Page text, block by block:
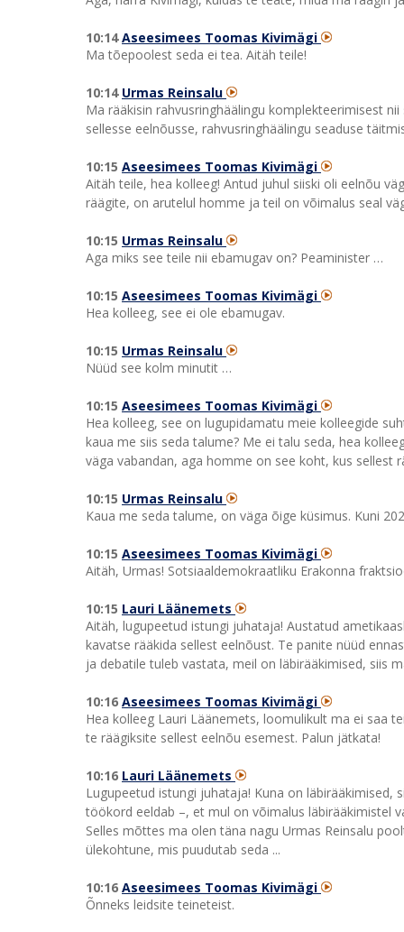
10:14Aseesimees Toomas Kivimägi
Ma tõepoolest seda ei tea. Aitäh teile!
10:14 Urmas Reinsalu
Ma rääkisin rahvusringhäälingu komplekteerimisest
sellesse eelnõusse, rahvusringhäälingu seaduse
10:15 Aseesimees Toomas Kivimägi
Aitäh teile, hea kolleeg! Antud juhul siiski oli eelnõu
räägite, on arutelul homme ja teil on võimalus seal
10:15 Urmas Reinsalu
Aga miks see teile nii ebamugav on? Peaminister …
10:15 Aseesimees Toomas Kivimägi
Hea kolleeg, see ei ole ebamugav.
10:15 Urmas Reinsalu
Nüüd see kolm minutit …
10:15 Aseesimees Toomas Kivimägi
Hea kolleeg, see on lugupidamatu meie kolleegide
kaua me siis seda talume? Me ei talu seda, hea
väga vabandan, aga homme on see koht, kus sellest
10:15 Urmas Reinsalu
Kaua me seda talume, on väga õige küsimus. Kuni
10:15 Aseesimees Toomas Kivimägi
Aitäh, Urmas! Sotsiaaldemokraatliku Erakonna
10:15 Lauri Läänemets
Aitäh, lugupeetud istungi juhataja! Austatud
kavatse rääkida sellest eelnõust. Te panite nüüd
ja debatile tuleb vastata, meil on läbirääkimised, siis
10:16 Aseesimees Toomas Kivimägi
Hea kolleeg Lauri Läänemets, loomulikult ma ei saa
te räägiksite sellest eelnõu esemest. Palun jätkata!
10:16 Lauri Läänemets
Lugupeetud istungi juhataja! Kuna on läbirääkimised,
töökord eeldab –, et mul on võimalus läbirääkimistel
Selles mõttes ma olen täna nagu Urmas Reinsalu
ülekohtune, mis puudutab seda ...
10:16 Aseesimees Toomas Kivimägi
Õnneks leidsite teineteist.